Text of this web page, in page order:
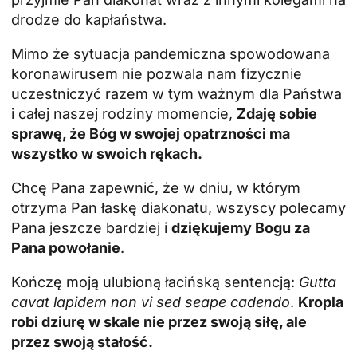
drodze do kapłaństwa.
Mimo że sytuacja pandemiczna spowodowana
koronawirusem nie pozwala nam fizycznie
uczestniczyć razem w tym ważnym dla Państwa
i całej naszej rodziny momencie, Zdaję sobie
sprawę, że Bóg w swojej opatrzności ma
wszystko w swoich rękach.
Chcę Pana zapewnić, że w dniu, w którym
otrzyma Pan łaskę diakonatu, wszyscy polecamy
Pana jeszcze bardziej i dziękujemy Bogu za
Pana powołanie.
Kończę moją ulubioną łacińską sentencją: Gutta
cavat lapidem non vi sed seape cadendo. Kropla
robi dziurę w skale nie przez swoją siłę, ale
przez swoją stałość.